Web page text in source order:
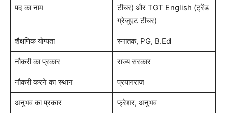
पद का नाम
टीचर) और TGT English (ट्रेंड
ग्रेजुएट टीचर)
शैक्षणिक योग्यता स्नातक, PG, B.Ed
नौकरी का प्रकार राज्य सरकार
नौकरी करने का स्थान प्रयागराज
अनुभव का प्रकार फ्रेशर, अनुभव